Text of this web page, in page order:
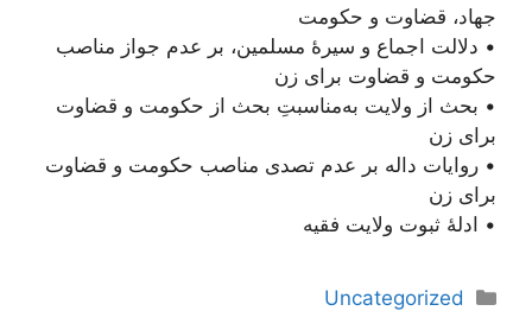
جهاد، قضاوت و حکومت
• دلالت اجماع و سیرۀ مسلمین، بر عدم جواز مناصب
حکومت و قضاوت برای زن
• بحث از ولایت به‌مناسبتِ بحث از حکومت و قضاوت
برای زن
• روایات داله بر عدم تصدی مناصب حکومت و قضاوت
برای زن
• ادلۀ ثبوت ولایت فقیه
دسته‌ها
Uncategorized